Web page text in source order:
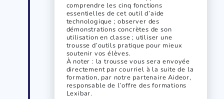
comprendre les cinq fonctions
essentielles de cet outil d’aide
technologique ; observer des
démonstrations concrètes de son
utilisation en classe ; utiliser une
trousse d’outils pratique pour mieux
soutenir vos élèves.
À noter : la trousse vous sera envoyée
directement par courriel à la suite de la
formation, par notre partenaire Aideor,
responsable de l’offre des formations
Lexibar.